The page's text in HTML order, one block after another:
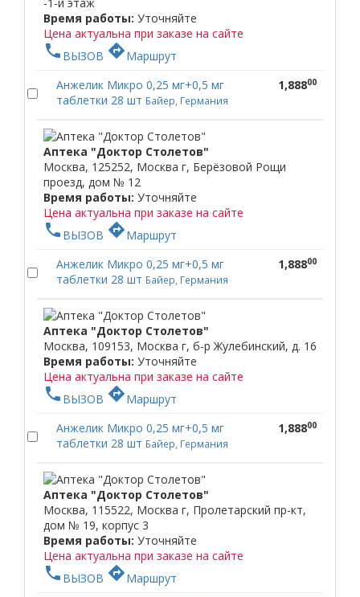
Время работы: Уточняйте
Цена актуальна при заказе на сайте
phone ВЫЗОВ directionsМаршрут
Анжелик Микро 0,25 мг+0,5 мг
таблетки 28 шт Байер, Германия
1,88800
Аптека "Доктор Столетов"
Москва, 125252, Москва г, Берёзовой Рощи
проезд, дом № 12
Время работы: Уточняйте
Цена актуальна при заказе на сайте
phone ВЫЗОВ directionsМаршрут
Анжелик Микро 0,25 мг+0,5 мг
таблетки 28 шт Байер, Германия
1,88800
Аптека "Доктор Столетов"
Москва, 109153, Москва г, б-р Жулебинский, д. 16
Время работы: Уточняйте
Цена актуальна при заказе на сайте
phone ВЫЗОВ directionsМаршрут
Анжелик Микро 0,25 мг+0,5 мг
таблетки 28 шт Байер, Германия
1,88800
Аптека "Доктор Столетов"
Москва, 115522, Москва г, Пролетарский пр-кт,
дом № 19, корпус 3
Время работы: Уточняйте
Цена актуальна при заказе на сайте
phone ВЫЗОВ directionsМаршрут